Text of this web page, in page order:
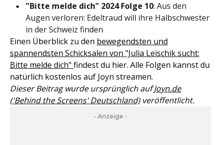
"Bitte melde dich" 2024 Folge 10: Aus den
Augen verloren: Edeltraud will ihre Halbschwester
in der Schweiz finden
Einen Überblick zu den bewegendsten und
spannendsten Schicksalen von "Julia Leischik sucht:
Bitte melde dich" findest du hier. Alle Folgen kannst du
natürlich kostenlos auf Joyn streamen.
Dieser Beitrag wurde ursprünglich aufJoyn.de
('Behind the Screens' Deutschland)veröffentlicht.
- Anzeige -